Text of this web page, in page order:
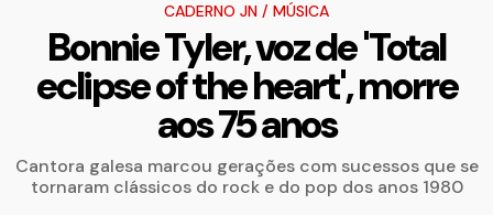
CADERNO JN / MÚSICA
Bonnie Tyler, voz de 'Total
eclipse of the heart', morre
aos 75 anos
Cantora galesa marcou gerações com sucessos que se
tornaram clássicos do rock e do pop dos anos 1980